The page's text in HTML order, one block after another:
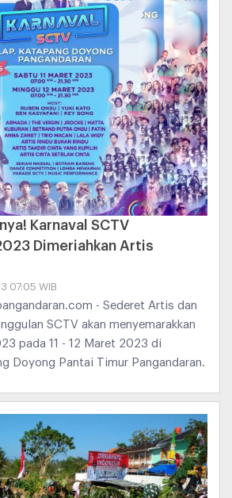
Karnaval SCTV
Dimeriahkan Artis
07:05 WIB
- Sederet Artis dan
SCTV akan menyemarakkan
pada 11 - 12 Maret 2023 di
Doyong Pantai Timur Pangandaran.